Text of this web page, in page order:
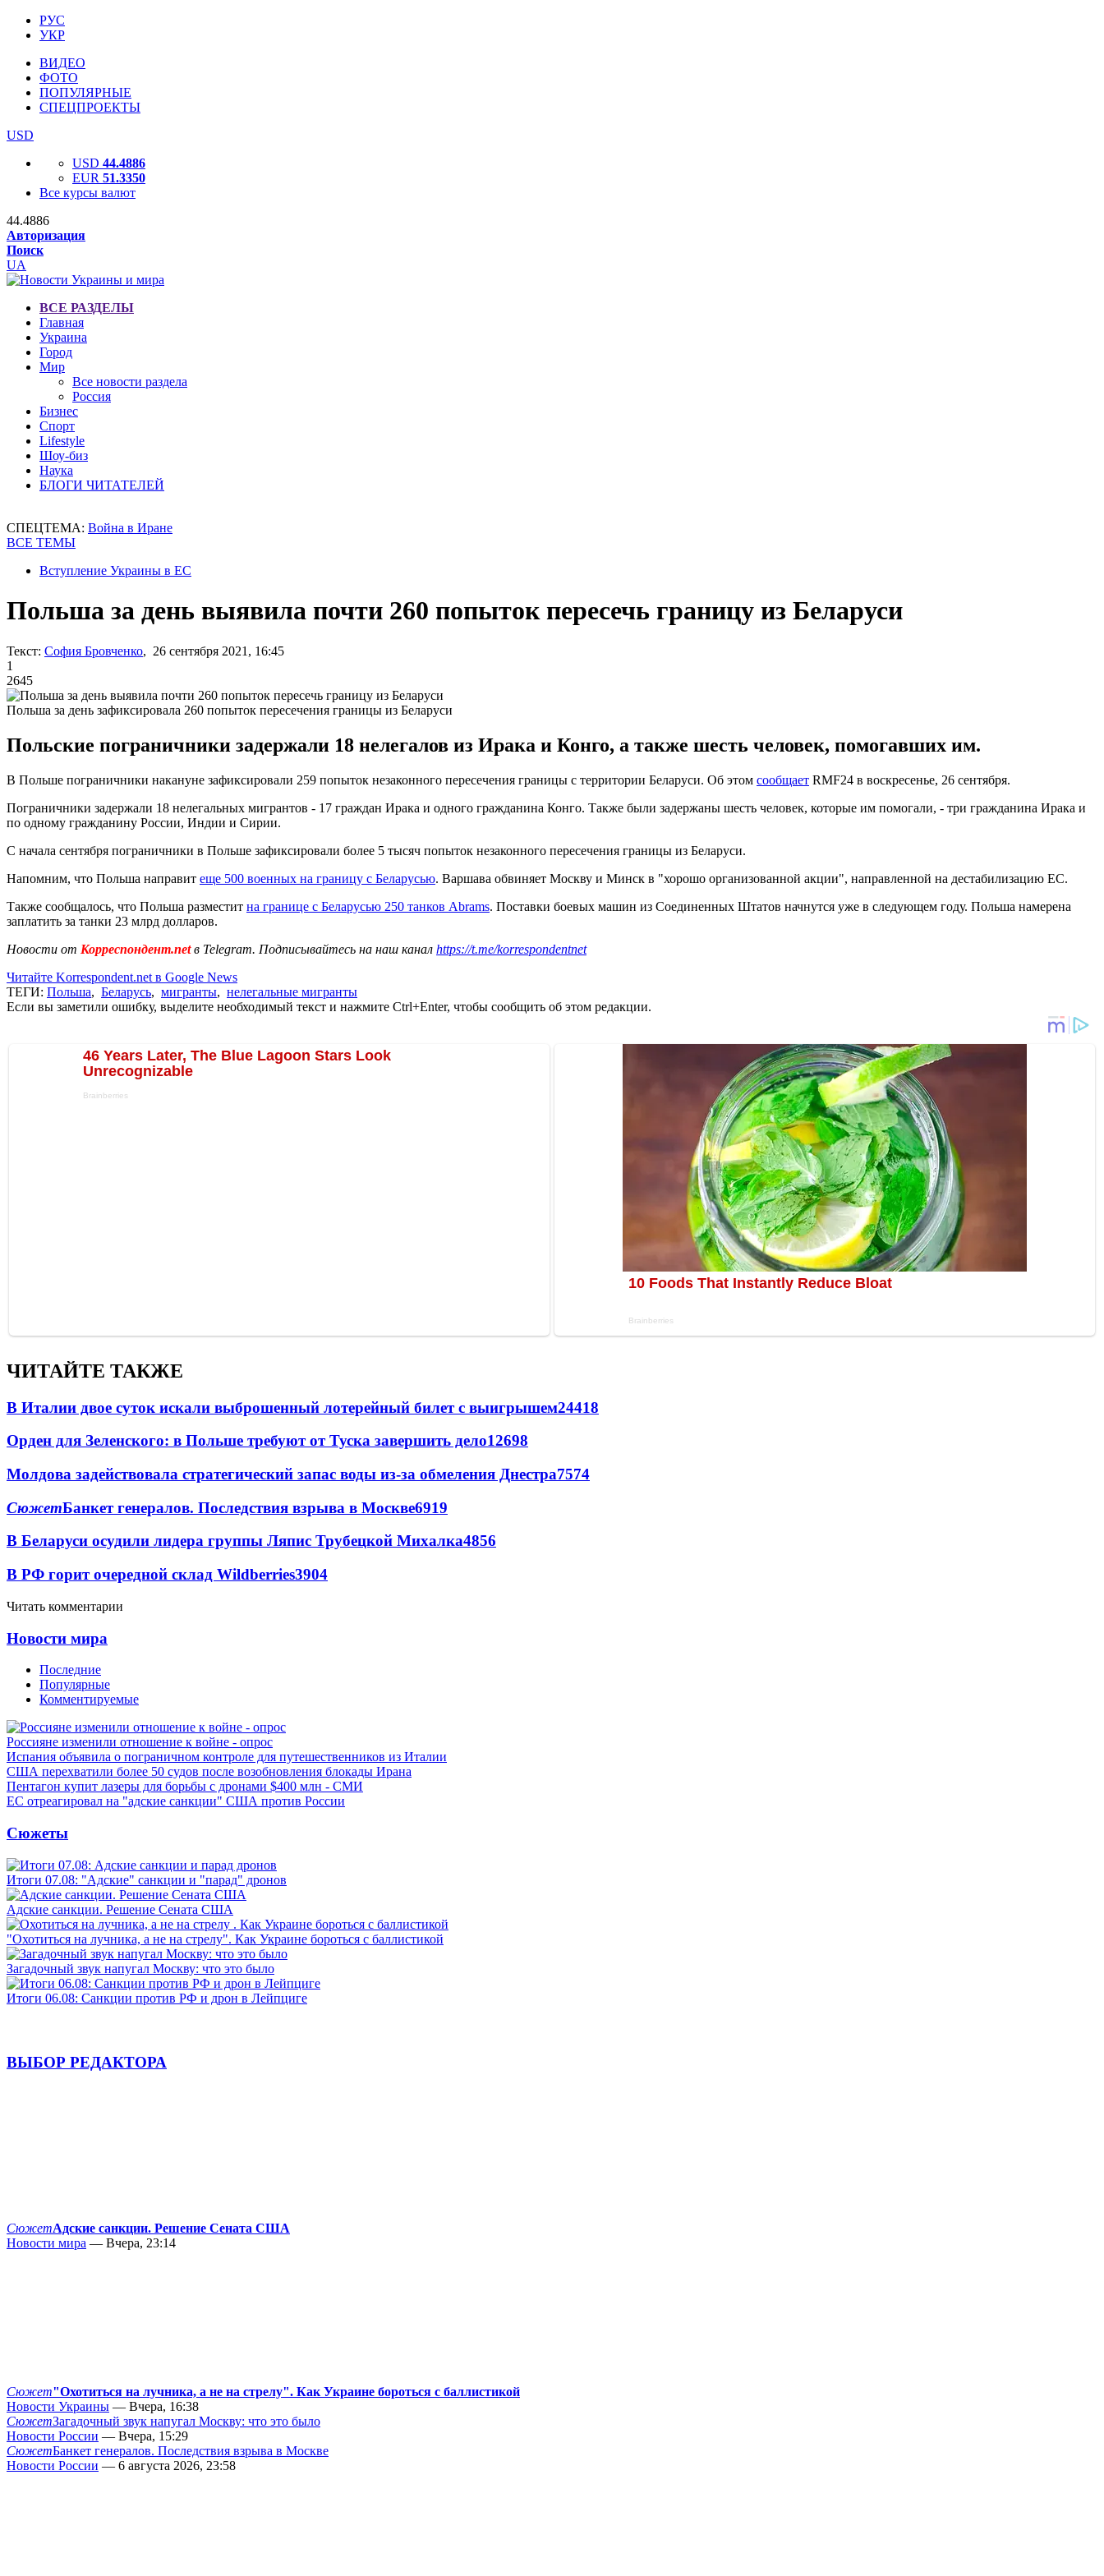
РУС
УКР
ВИДЕО
ФОТО
ПОПУЛЯРНЫЕ
СПЕЦПРОЕКТЫ
USD
USD 44.4886
EUR 51.3350
Все курсы валют
44.4886
Авторизация
Поиск
UA
ВСЕ РАЗДЕЛЫ
Главная
Украина
Город
Мир
Все новости раздела
Россия
Бизнес
Спорт
Lifestyle
Шоу-биз
Наука
БЛОГИ ЧИТАТЕЛЕЙ
СПЕЦТЕМА: Война в Иране
ВСЕ ТЕМЫ
Вступление Украины в ЕС
Польша за день выявила почти 260 попыток пересечь границу из Беларуси
Текст: София Бровченко, 26 сентября 2021, 16:45
1
2645
Польша за день зафиксировала 260 попыток пересечения границы из Беларуси
Польские пограничники задержали 18 нелегалов из Ирака и Конго, а также шесть человек, помогавших им.
В Польше пограничники накануне зафиксировали 259 попыток незаконного пересечения границы с территории Беларуси. Об этом сообщает RMF24 в воскресенье, 26 сентября.
Пограничники задержали 18 нелегальных мигрантов - 17 граждан Ирака и одного гражданина Конго. Также были задержаны шесть человек, которые им помогали, - три гражданина Ирака и
по одному гражданину России, Индии и Сирии.
С начала сентября пограничники в Польше зафиксировали более 5 тысяч попыток незаконного пересечения границы из Беларуси.
Напомним, что Польша направит еще 500 военных на границу с Беларусью. Варшава обвиняет Москву и Минск в "хорошо организованной акции", направленной на дестабилизацию ЕС.
Также сообщалось, что Польша разместит на границе с Беларусью 250 танков Abrams. Поставки боевых машин из Соединенных Штатов начнутся уже в следующем году. Польша намерена
заплатить за танки 23 млрд долларов.
Новости от Корреспондент.netв Telegram. Подписывайтесь на наш канал https://t.me/korrespondentnet
Читайте Korrespondent.net в Google News
ТЕГИ: Польша, Беларусь, мигранты, нелегальные мигранты
Если вы заметили ошибку, выделите необходимый текст и нажмите Ctrl+Enter, чтобы сообщить об этом редакции.
ЧИТАЙТЕ ТАКЖЕ
В Италии двое суток искали выброшенный лотерейный билет с выигрышем24418
Орден для Зеленского: в Польше требуют от Туска завершить дело12698
Молдова задействовала стратегический запас воды из-за обмеления Днестра7574
СюжетБанкет генералов. Последствия взрыва в Москве6919
В Беларуси осудили лидера группы Ляпис Трубецкой Михалка4856
В РФ горит очередной склад Wildberries3904
Читать комментарии
Новости мира
Последние
Популярные
Комментируемые
Россияне изменили отношение к войне - опрос
Испания объявила о пограничном контроле для путешественников из Италии
США перехватили более 50 судов после возобновления блокады Ирана
Пентагон купит лазеры для борьбы с дронами $400 млн - СМИ
ЕС отреагировал на "адские санкции" США против России
Сюжеты
Итоги 07.08: "Адские" санкции и "парад" дронов
Адские санкции. Решение Сената США
"Охотиться на лучника, а не на стрелу". Как Украине бороться с баллистикой
Загадочный звук напугал Москву: что это было
Итоги 06.08: Санкции против РФ и дрон в Лейпциге
ВЫБОР РЕДАКТОРА
СюжетАдские санкции. Решение Сената США
Новости мира — Вчера, 23:14
Сюжет"Охотиться на лучника, а не на стрелу". Как Украине бороться с баллистикой
Новости Украины — Вчера, 16:38
СюжетЗагадочный звук напугал Москву: что это было
Новости России — Вчера, 15:29
СюжетБанкет генералов. Последствия взрыва в Москве
Новости России — 6 августа 2026, 23:58